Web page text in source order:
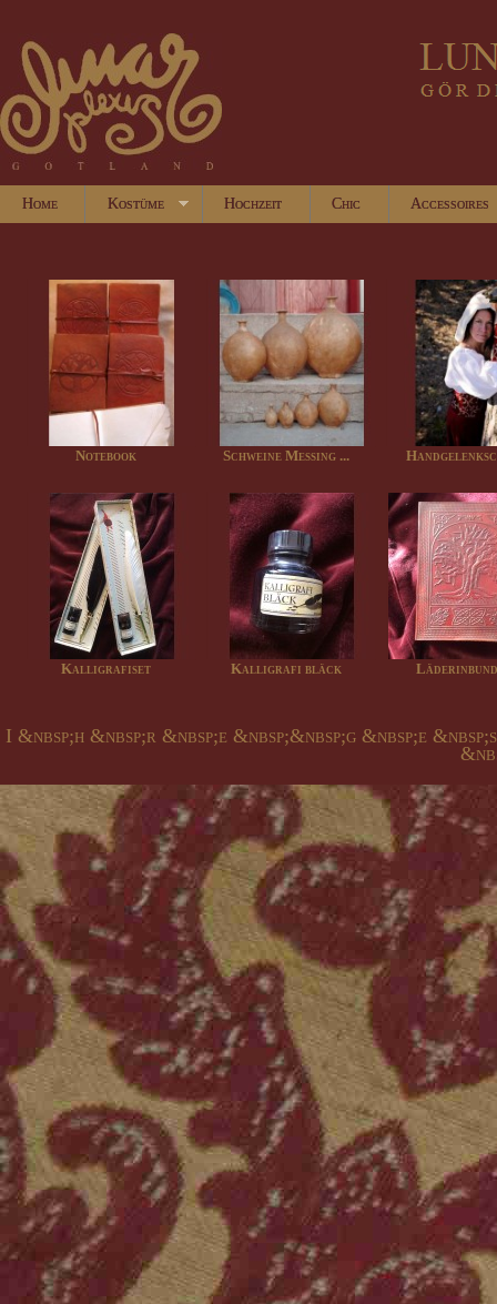
Home Kostüme Hochzeit Chic Accessoires
Notebook Schweine Messing ...
Kalligrafiset Kalligrafi bläck
I &nbsp;h &nbsp;r &nbsp;e &nbsp;&nbsp;g &nbsp;e